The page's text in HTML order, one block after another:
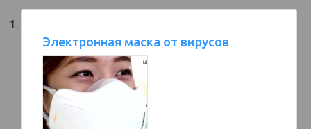
Электронная маска от вирусов